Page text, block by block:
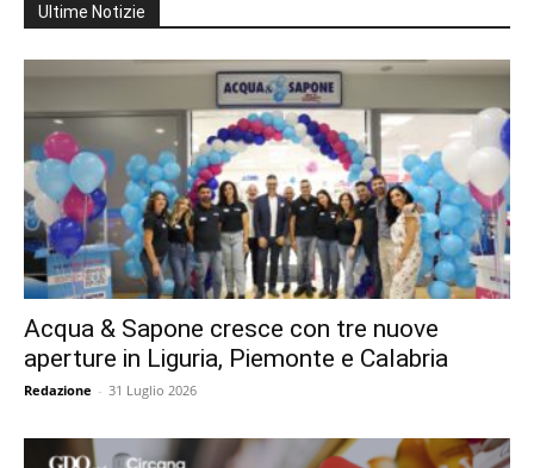
Ultime Notizie
Acqua & Sapone cresce con tre nuove
aperture in Liguria, Piemonte e Calabria
Redazione - 31 Luglio 2026